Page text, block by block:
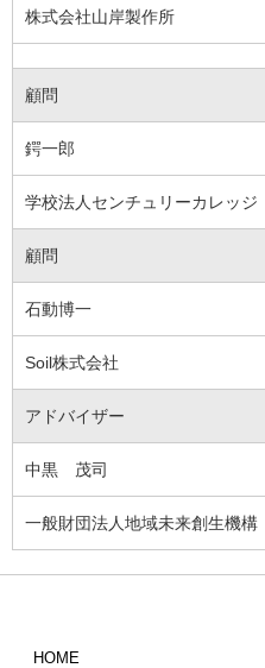
株式会社山岸製作所
顧問
鍔一郎
学校法人センチュリーカレッジ
顧問
石動博一
Soil株式会社
アドバイザー
中黒 茂司
一般財団法人地域未来創生機構
HOME